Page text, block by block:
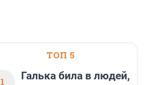
ТОП 5
1
Галька била в людей,